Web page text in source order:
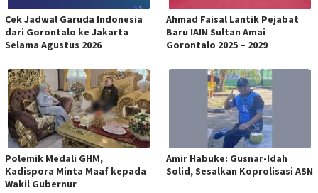
Cek Jadwal Garuda Indonesia
dari Gorontalo ke Jakarta
Selama Agustus 2026
Ahmad Faisal Lantik Pejabat
Baru IAIN Sultan Amai
Gorontalo 2025 – 2029
Polemik Medali GHM,
Kadispora Minta Maaf kepada
Wakil Gubernur
Amir Habuke: Gusnar-Idah
Solid, Sesalkan Koprolisasi ASN